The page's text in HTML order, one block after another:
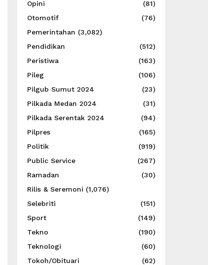
Opini
(81)
Otomotif
(76)
Pemerintahan (3,082)
Pendidikan
(512)
Peristiwa
(163)
Pileg
(106)
Pilgub Sumut 2024
(23)
Pilkada Medan 2024
(31)
Pilkada Serentak 2024
(94)
Pilpres
(165)
Politik
(919)
Public Service
(267)
Ramadan
(30)
Rilis & Seremoni (1,076)
Selebriti
(151)
Sport
(149)
Tekno
(190)
Teknologi
(60)
Tokoh/Obituari
(62)